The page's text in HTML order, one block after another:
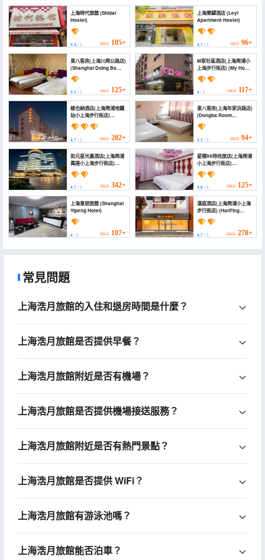
上海時代旅館 (Shidai
Hostel)
3.4 / 5 HKD 105+
上海樂驛酒店 (Leyi
Apartment Hostel)
3.7/ 5 HKD 96+
東八客房(上海川周公路店)
(Shanghai Doing Ba
Hotel)
3.5 / 5 HKD 125+
M家社區酒店(上海周浦小
上海步行街店) (My Home
Hotel (Shanghai
Zhoupu))
4/ 5 HKD 117+
維也納酒店(上海周浦地鐵
站小上海步行街店)
(Vienna Hotel
(Shanghai Small
Shanghai Pedestrian
Street))
4.7 / 5 HKD 282+
東八客房(上海年家浜路店)
(Dongba Room
(Shanghai Nianjiabang
Road))
3.2/ 5 HKD 94+
如元星光裏酒店(上海周浦
萬達小上海步行街店)
(Ruyuan XingGuangLi
Hotel(Shanghai Zhoupu
Wanda Little Shanghai
Pedestrian Street))
4.7 / 5 HKD 342+
星樸99時尚旅店(上海周浦
小上海步行街店)
(Shanghai Xingpu 99
Fashion Hotel)
4.8/ 5 HKD 125+
上海意朋旅館 (Shanghai
Yipeng Hotel)
4 / 5 HKD 107+
漢庭酒店(上海周浦小上海
步行街店) (HanTing
Hotel (Shanghai
Zhoupu Little Shanghai
Pedestrian Street))
4.7/ 5 HKD 278+
常見問題
上海浩月旅館的入住和退房時間是什麼？
上海浩月旅館是否提供早餐？
上海浩月旅館附近是否有機場？
上海浩月旅館是否提供機場接送服務？
上海浩月旅館附近是否有熱門景點？
上海浩月旅館是否提供 WiFi？
上海浩月旅館有游泳池嗎？
上海浩月旅館能否泊車？